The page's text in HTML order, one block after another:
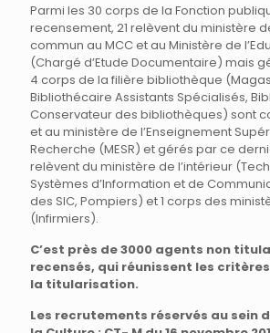
Parmi les 30 corps de la Fonction
recensement, 21 relèvent du ministère
commun au MCC et au Ministère de
(Chargé d’Etude Documentaire) mais
4 corps de la filière bibliothèque
Bibliothécaire Assistants Spécialisés,
Conservateur des bibliothèques) sont
et au ministère de l’Enseignement
Recherche (MESR) et gérés par ce
relèvent du ministère de l’intérieur
Systèmes d’Information et de
des SIC, Pompiers) et 1 corps des
(Infirmiers).
C’est près de 3000 agents non
recensés, qui réunissent les
la titularisation.
Les recrutements réservés au sein